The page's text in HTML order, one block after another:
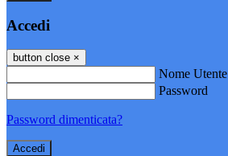
Accedi
button close ×
Nome Utente
Password
Password dimenticata?